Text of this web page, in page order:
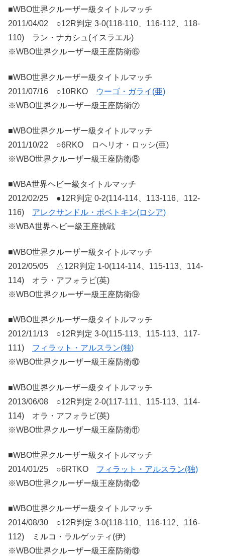
■WBO世界クルーザー級タイトルマッチ
2011/04/02 ○12R判定 3-0(118-110、116-112、118-
110) ラン・ナカシュ(イスラエル)
※WBO世界クルーザー級王座防衛⑥
■WBO世界クルーザー級タイトルマッチ
2011/07/16 ○10RKO
ウーゴ・ガライ(亜)
※WBO世界クルーザー級王座防衛⑦
■WBO世界クルーザー級タイトルマッチ
2011/10/22 ○6RKO ロヘリオ・ロッシ(亜)
※WBO世界クルーザー級王座防衛⑧
■WBA世界ヘビー級タイトルマッチ
2012/02/25 ●12R判定 0-2(114-114、113-116、112-
116) アレクサンドル・ポベトキン(ロシア)
※WBA世界ヘビー級王座挑戦
■WBO世界クルーザー級タイトルマッチ
2012/05/05 △12R判定 1-0(114-114、115-113、114-
114) オラ・アフォラビ(英)
※WBO世界クルーザー級王座防衛⑨
■WBO世界クルーザー級タイトルマッチ
2012/11/13 ○12R判定 3-0(115-113、115-113、117-
111) フィラット・アルスラン(独)
※WBO世界クルーザー級王座防衛⑩
■WBO世界クルーザー級タイトルマッチ
2013/06/08 ○12R判定 2-0(117-111、115-113、114-
114) オラ・アフォラビ(英)
※WBO世界クルーザー級王座防衛⑪
■WBO世界クルーザー級タイトルマッチ
2014/01/25 ○6RTKO フィラット・アルスラン(独)
※WBO世界クルーザー級王座防衛⑫
■WBO世界クルーザー級タイトルマッチ
2014/08/30 ○12R判定 3-0(118-110、116-112、116-
112) ミルコ・ラルゲッティ(伊)
※WBO世界クルーザー級王座防衛⑬